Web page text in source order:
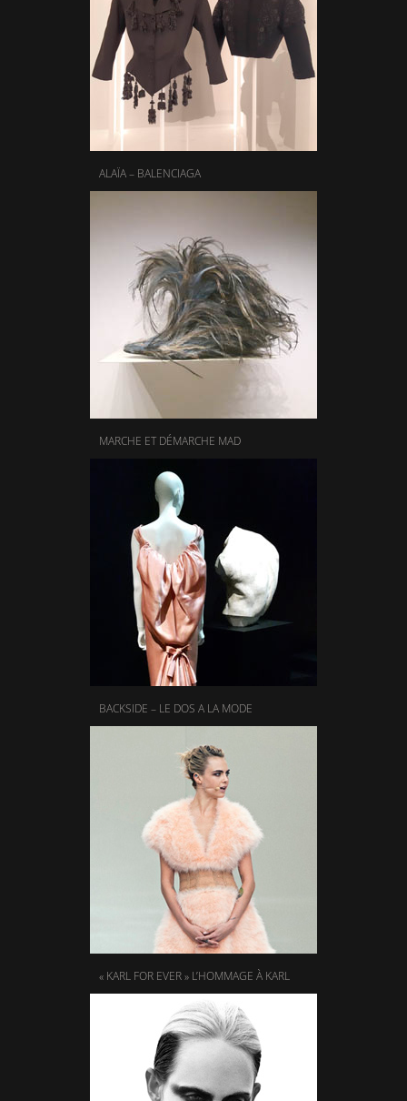
ALAÏA – BALENCIAGA
MARCHE ET DÉMARCHE MAD
BACKSIDE – LE DOS A LA MODE
« KARL FOR EVER » L’HOMMAGE À KARL